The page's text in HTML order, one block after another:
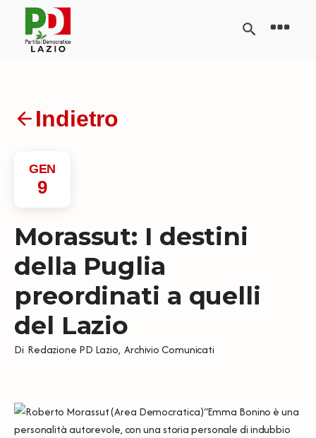
Indietro
GEN
9
Morassut: I destini
della Puglia
preordinati a quelli
del Lazio
Di Redazione PD Lazio, Archivio Comunicati
“Emma Bonino è una
personalità autorevole, con una storia personale di indubbio